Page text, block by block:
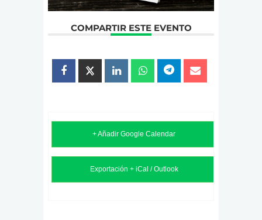
COMPARTIR ESTE EVENTO
+ Añadir Google Calendar
Exportación + iCal / Outlook